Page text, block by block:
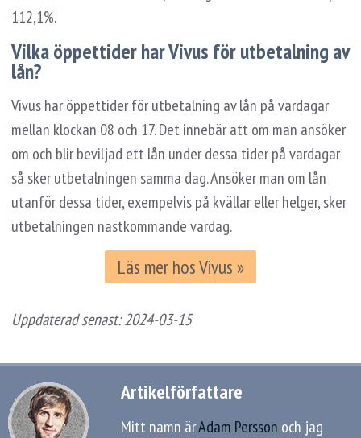
112,1%.
Vilka öppettider har Vivus för utbetalning av
lån?
Vivus har öppettider för utbetalning av lån på vardagar
mellan klockan 08 och 17. Det innebär att om man ansöker
om och blir beviljad ett lån under dessa tider på vardagar
så sker utbetalningen samma dag. Ansöker man om lån
utanför dessa tider, exempelvis på kvällar eller helger, sker
utbetalningen nästkommande vardag.
Läs mer hos Vivus »
Uppdaterad senast:2024-03-15
Artikelförfattare
Mitt namn ärAdam Persson och jag